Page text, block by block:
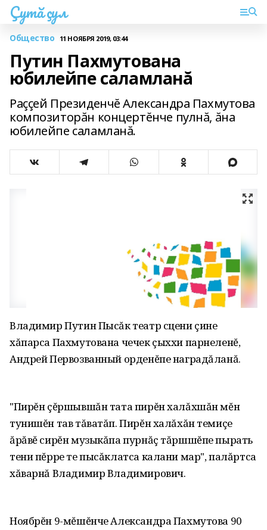
Çутă çул
Общество 11 НОЯБРЯ 2019, 03:44
Путин Пахмутована
юбилейпе саламланă
Раççей Президенчĕ Александра Пахмутова
композиторăн концертĕнче пулнă, ăна
юбилейпе саламланă.
Владимир Путин Пысăк театр сцени çине
хăпарса Пахмутована чечек çыххи парнеленĕ,
Андрей Первозванный орденĕпе наградăланă.
"Пирĕн çĕршывшăн тата пирĕн халăхшăн мĕн
тунишĕн тав тăватăп. Пирĕн халăхăн темиçе
ăрăвĕ сирĕн музыкăпа пурнăç тăршшĕпе пырать
тени пĕрре те пысăклатса калани мар", палăртса
хăварнă Владимир Владимирович.
Ноябрĕн 9-мĕшĕнче Александра Пахмутова 90